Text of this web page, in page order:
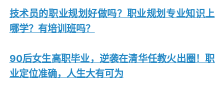
技术员的职业规划好做吗？职业规划专业知识上
哪学？有培训班吗？
90后女生高职毕业，逆袭在清华任教火出圈！职
业定位准确，人生大有可为